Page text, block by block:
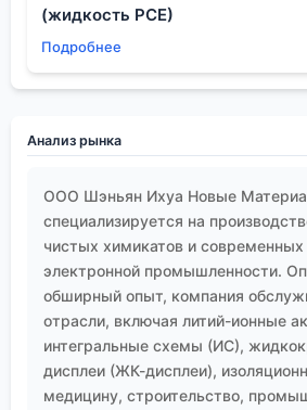
(жидкость PCE)
Подробнее
Анализ рынка
ООО Шэньян Ихуа Новые
специализируется на
чистых химикатов и
электронной промышленности.
обширный опыт, компания
отрасли, включая литий-ионные
интегральные схемы (ИС),
дисплеи (ЖК-дисплеи),
медицину, строительство,